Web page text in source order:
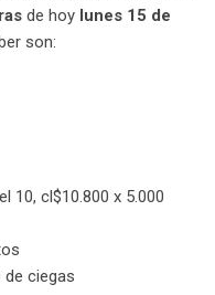
de hoy lunes 15 de
son:
10, cl$10.800 x 5.000
de ciegas